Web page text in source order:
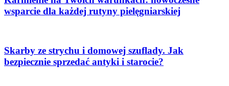
wsparcie dla każdej rutyny pielęgniarskiej
Skarby ze strychu i domowej szuflady. Jak
bezpiecznie sprzedać antyki i starocie?